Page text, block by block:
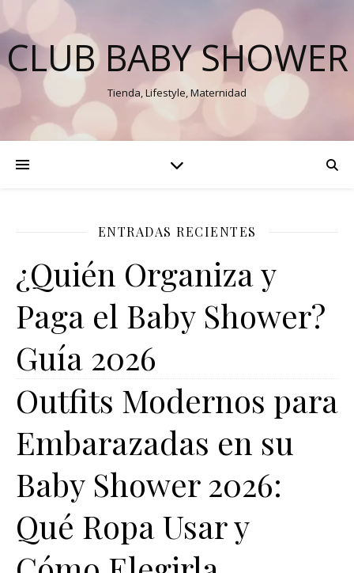
CLUB BABY SHOWER
Tienda, Lifestyle, Maternidad
ENTRADAS RECIENTES
¿Quién Organiza y
Paga el Baby Shower?
Guía 2026
Outfits Modernos para
Embarazadas en su
Baby Shower 2026:
Qué Ropa Usar y